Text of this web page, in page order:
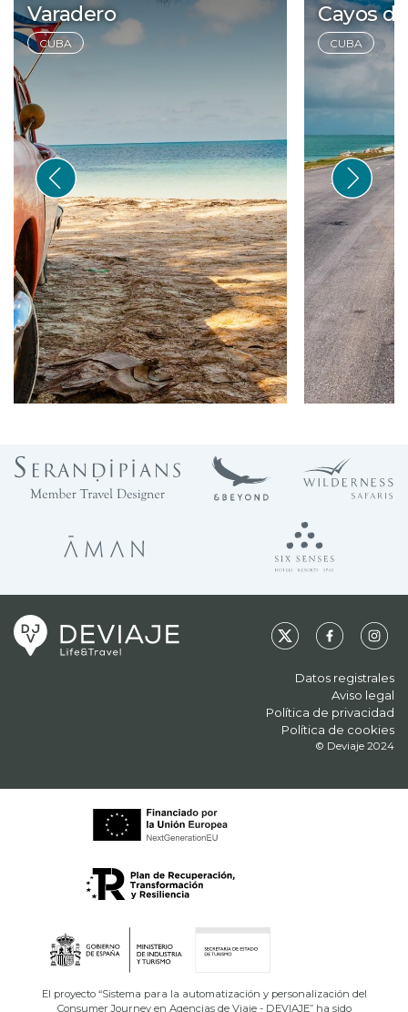
Varadero
CUBA
Cayos
CUBA
Datos registrales
Aviso legal
Política de privacidad
Política de cookies
© Deviaje 2024
El proyecto “Sistema para la automatización y personalización del
Consumer Journey en Agencias de Viaje - DEVIAJE” ha sido